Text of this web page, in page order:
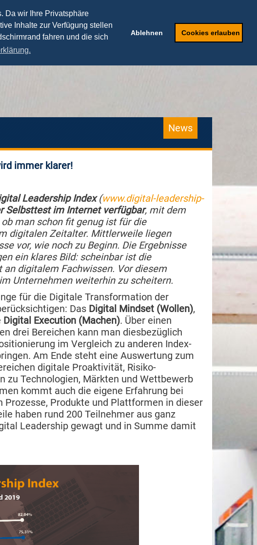
Da wir Ihre Privatsphäre
Inhalte zur Verfügung stellen
fahren und die sich
Ablehnen Cookies erlauben
Speaker Anfragen
News
immer klarer!
Leadership Index(www.digital-leadership-
Selbsttest im Internet verfügbar, mit dem
man schon fit genug ist für die
digitalen Zeitalter. Mittlerweile liegen
vor, wie noch zu Beginn. Die Ergebnisse
ein klares Bild: scheinbar ist die
digitalem Fachwissen. Vor diesem
Unternehmen weiterhin zu scheitern.
für die Digitale Transformation der
Das Digital Mindset (Wollen),
Digital Execution (Machen). Über einen
drei Bereichen kann man diesbezüglich
im Vergleich zu anderen Index-
Am Ende steht eine Auswertung zum
digitale Proaktivität, Risiko-
zu Technologien, Märkten und Wettbewerb
kommt auch die eigene Erfahrung bei
Prozesse, Produkte und Plattformen in dieser
haben rund 200 Teilnehmer aus ganz
Leadership gewagt und in Summe damit